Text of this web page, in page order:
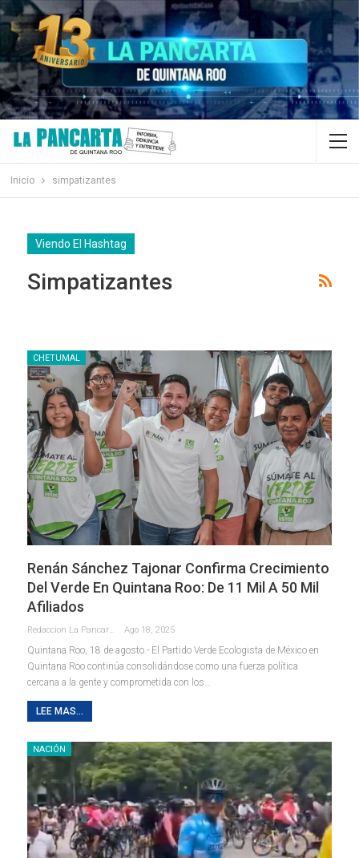
Inicio simpatizantes
Viendo El Hashtag
Simpatizantes
CHETUMAL
Renán Sánchez Tajonar Confirma Crecimiento
Del Verde En Quintana Roo: De 11 Mil A 50 Mil
Afiliados
Redaccion La Pancarta De Quintana Roo Ago 18, 2025
Quintana Roo, 18 de agosto.- El Partido Verde Ecologista de México en
Quintana Roo continúa consolidándose como una fuerza política
cercana a la gente y comprometida con los…
LEE MAS...
NACIÓN